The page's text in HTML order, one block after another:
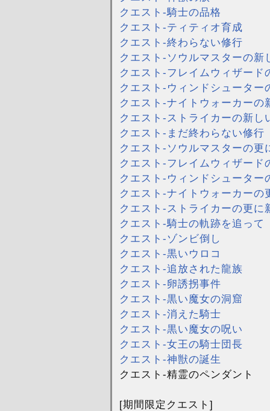
クエスト-騎士の品格
クエスト-ティティオ育成
クエスト-終わらない修行
クエスト-ソウルマスターの新
クエスト-フレイムウィザード
クエスト-ウィンドシューター
クエスト-ナイトウォーカーの
クエスト-ストライカーの新し
クエスト-まだ終わらない修行
クエスト-ソウルマスターの更
クエスト-フレイムウィザード
クエスト-ウィンドシューター
クエスト-ナイトウォーカーの
クエスト-ストライカーの更に
クエスト-騎士の軌跡を追って
クエスト-ゾンビ倒し
クエスト-黒いウロコ
クエスト-追放された龍族
クエスト-卵誘拐事件
クエスト-黒い魔女の洞窟
クエスト-消えた騎士
クエスト-黒い魔女の呪い
クエスト-女王の騎士団長
クエスト-神獣の誕生
クエスト-精霊のペンダント
[期間限定クエスト]